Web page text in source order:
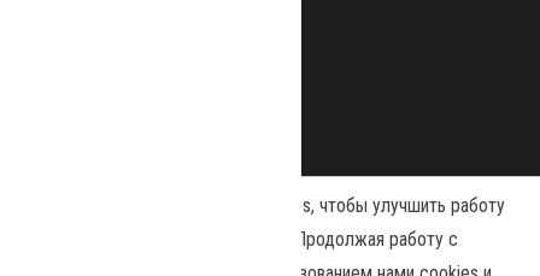
Наш сайт использует файлы cookies, чтобы улучшить работу
и повысить эффективность сайта. Продолжая работу с